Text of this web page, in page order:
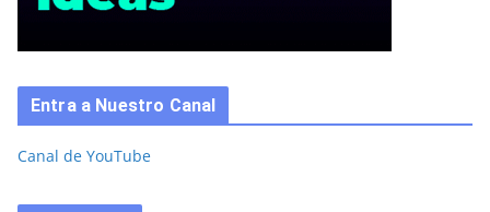
Entra a Nuestro Canal
Canal de YouTube